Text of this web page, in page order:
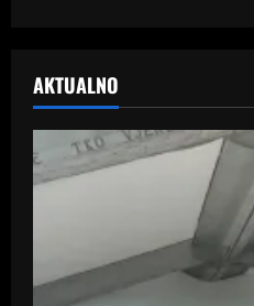
AKTUALNO